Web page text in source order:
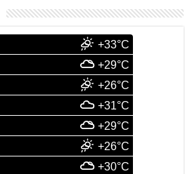
+33°C
+29°C
+26°C
+31°C
+29°C
+26°C
+30°C